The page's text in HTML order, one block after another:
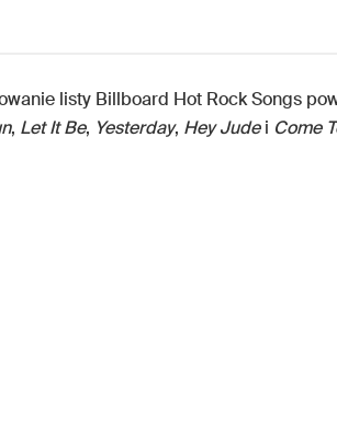
listy Billboard Hot Rock Songs
, Let It Be, Yesterday, Hey Judei Come